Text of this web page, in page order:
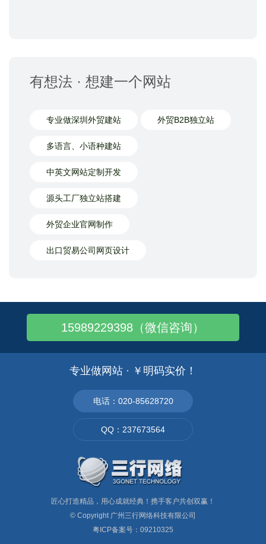
有想法 · 想建一个网站
专业做深圳外贸建站 外贸B2B独立站
多语言、小语种建站
中英文网站定制开发
源头工厂独立站搭建
外贸企业官网制作
出口贸易公司网页设计
15989229398（微信咨询）
专业做网站 · ￥明码实价！
电话：020-85628720
QQ：237673564
匠心打造精品，用心成就经典！携手客户共创双赢！
© Copyright 广州三行网络科技有限公司
粤ICP备案号：09210325